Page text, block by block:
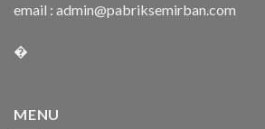
email : admin@pabriksemirban.com
�
MENU